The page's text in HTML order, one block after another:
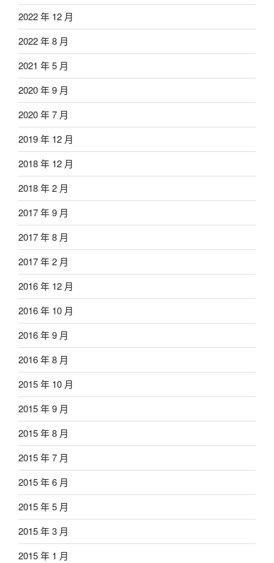
2022 年 12 月
2022 年 8 月
2021 年 5 月
2020 年 9 月
2020 年 7 月
2019 年 12 月
2018 年 12 月
2018 年 2 月
2017 年 9 月
2017 年 8 月
2017 年 2 月
2016 年 12 月
2016 年 10 月
2016 年 9 月
2016 年 8 月
2015 年 10 月
2015 年 9 月
2015 年 8 月
2015 年 7 月
2015 年 6 月
2015 年 5 月
2015 年 3 月
2015 年 1 月